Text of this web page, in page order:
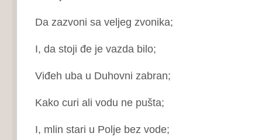
Da zazvoni sa veljeg zvonika;
I, da stoji đe je vazda bilo;
Viđeh uba u Duhovni zabran;
Kako curi ali vodu ne pušta;
I, mlin stari u Polje bez vode;